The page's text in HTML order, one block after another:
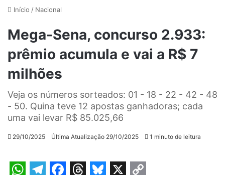
Início / Nacional
Mega-Sena, concurso 2.933:
prêmio acumula e vai a R$ 7
milhões
Veja os números sorteados: 01 - 18 - 22 - 42 - 48
- 50. Quina teve 12 apostas ganhadoras; cada
uma vai levar R$ 85.025,66
29/10/2025 Última Atualização 29/10/2025 1 minuto de leitura